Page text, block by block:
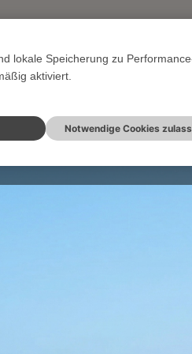
lokale Speicherung zu
aktiviert.
Notwendige Cookies